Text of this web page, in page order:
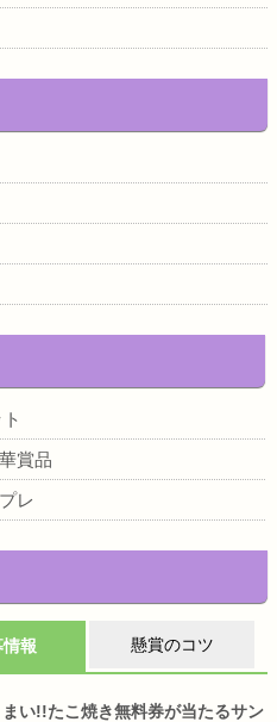
賞品
レ
情報 懸賞のコツ
い!!たこ焼き無料券が当たるサン